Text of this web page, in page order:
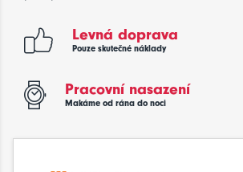
Levná doprava
Pouze skutečné náklady
Pracovní nasazení
Makáme od rána do noci